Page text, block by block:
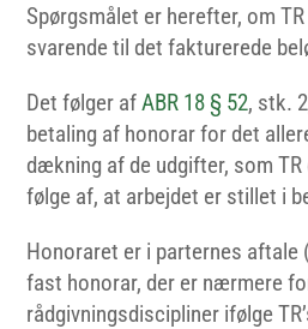
Spørgsmålet er herefter, om
svarende til det fakturerede
Det følger afABR 18 § 52, stk.
betaling af honorar for det
dækning af de udgifter, som
følge af, at arbejdet er stillet i
Honoraret er i parternes aftale
fast honorar, der er nærmere
rådgivningsdiscipliner ifølge